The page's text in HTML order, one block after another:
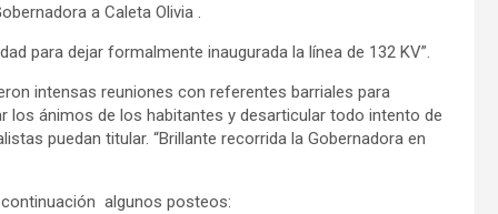
a Caleta Olivia .
para dejar formalmente inaugurada la línea de 132 KV”.
intensas reuniones con referentes barriales para
los ánimos de los habitantes y desarticular todo intento de
puedan titular. “Brillante recorrida la Gobernadora en
algunos posteos: